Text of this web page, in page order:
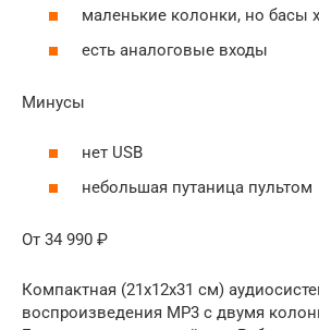
маленькие колонки, но басы
есть аналоговые входы
Минусы
нет USB
небольшая путаница пультом
От 34 990 ₽
Компактная (21х12х31 см)
воспроизведения MP3 с двумя